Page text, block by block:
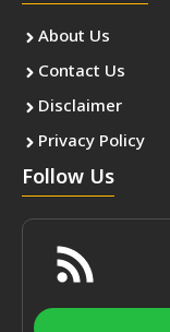
About Us
Contact Us
Disclaimer
Privacy Policy
Follow Us